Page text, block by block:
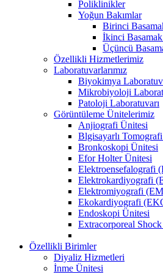
Poliklinikler
Yoğun Bakımlar
Birinci
İkinci
Üçüncü
Özellikli Hizmetlerimiz
Laboratuvarlarımız
Biyokimya
Mikrobiyoloji
Patoloji Laboratuvarı
Görüntüleme Ünitelerimiz
Anjiografi Ünitesi
Blgisayarlı
Bronkoskopi Ünitesi
Efor Holter Ünitesi
Elektroensefalografi
Elektrokardiyografi
Elektromiyografi
Ekokardiyografi
Endoskopi Ünitesi
Extracorporeal
Özellikli Birimler
Diyaliz Hizmetleri
İnme Ünitesi